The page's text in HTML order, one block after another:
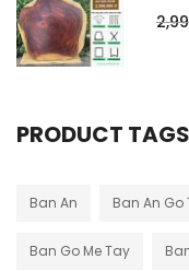
PRODUCT TAGS
Ban An Ban An Go
Ban Go Me Tay